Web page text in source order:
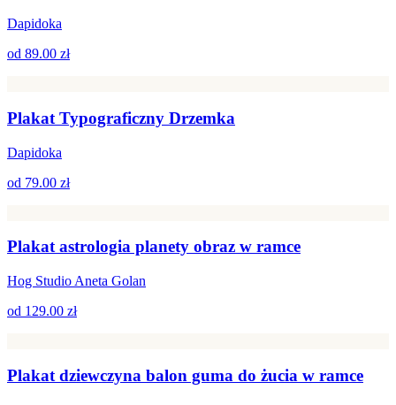
Dapidoka
od 89.00 zł
Plakat Typograficzny Drzemka
Dapidoka
od 79.00 zł
Plakat astrologia planety obraz w ramce
Hog Studio Aneta Golan
od 129.00 zł
Plakat dziewczyna balon guma do żucia w ramce